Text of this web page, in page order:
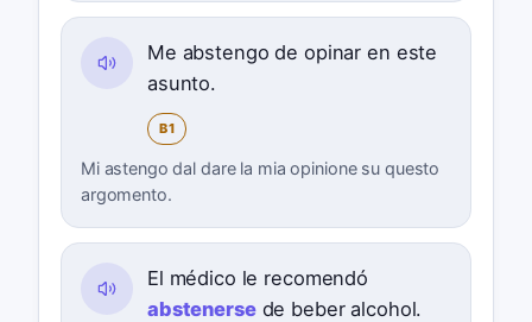
Me abstengo de opinar en este
asunto.
B1
Mi astengo dal dare la mia opinione su questo
argomento.
El médico le recomendó
abstenersede beber alcohol.